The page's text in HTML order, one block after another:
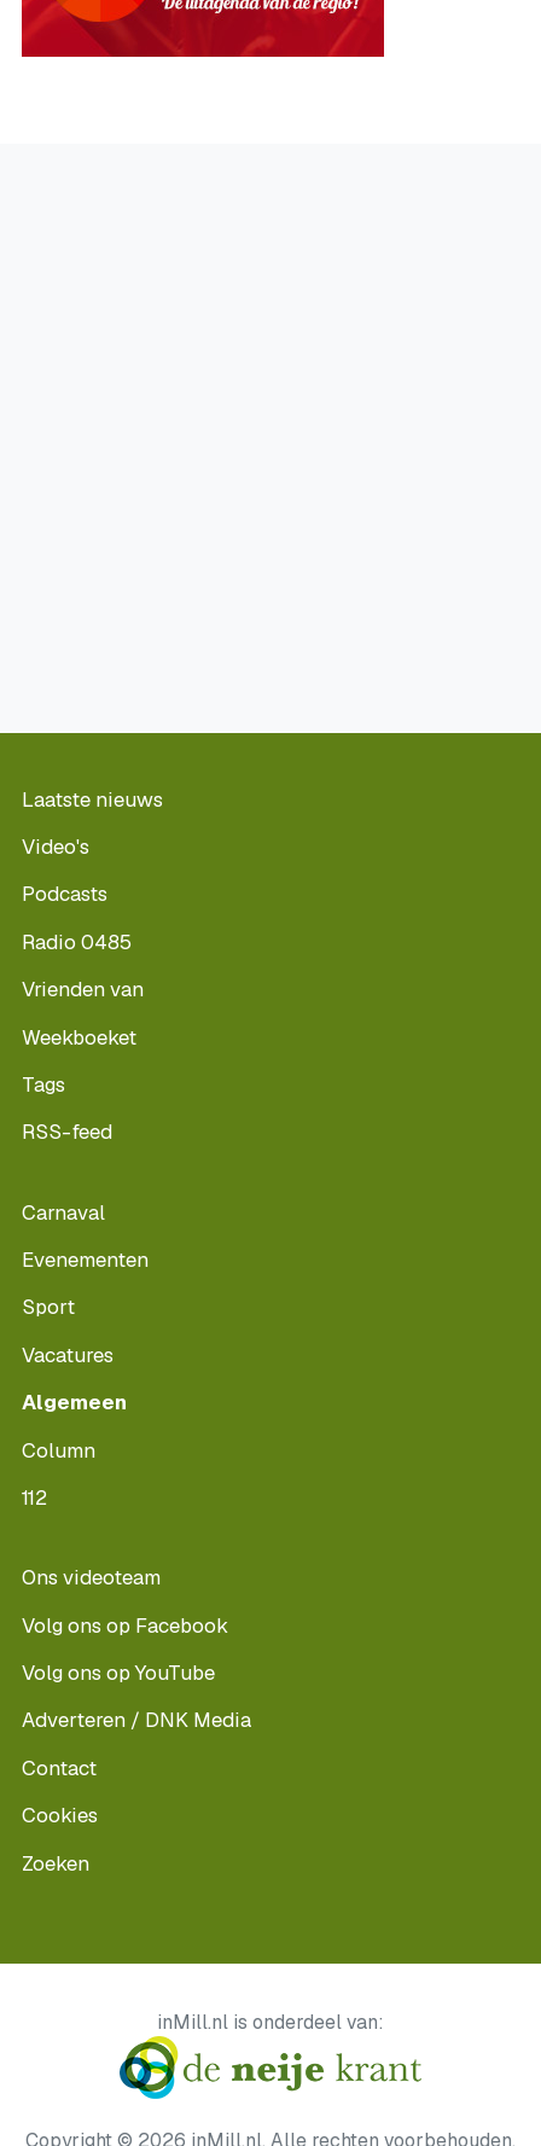
Laatste nieuws
Video's
Podcasts
Radio 0485
Vrienden van
Weekboeket
Tags
RSS-feed
Carnaval
Evenementen
Sport
Vacatures
Algemeen
Column
112
Ons videoteam
Volg ons op Facebook
Volg ons op YouTube
Adverteren / DNK Media
Contact
Cookies
Zoeken
inMill.nl is onderdeel van:
Copyright © 2026 inMill.nl. Alle rechten voorbehouden.